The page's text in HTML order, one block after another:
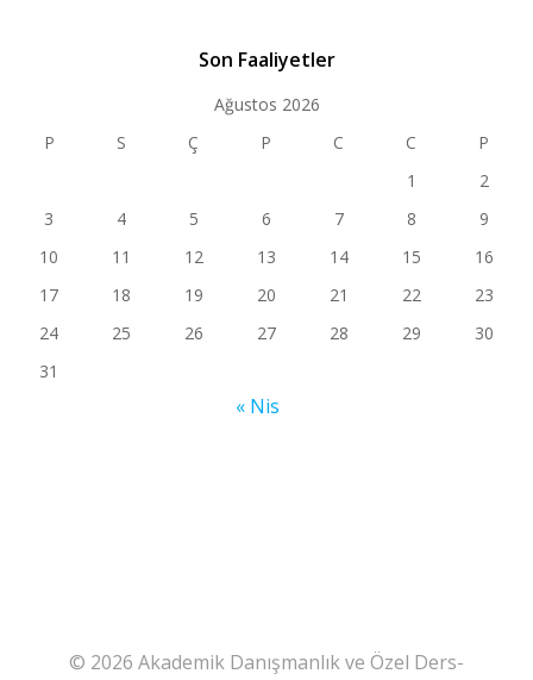
Son Faaliyetler
Ağustos 2026
P
S Ç P C C
P
1
2
3
4 5 6 7 8
9
10
11 12 13 14 15
16
17
18 19 20 21 22
23
24
25 26 27 28 29
30
31
« Nis
© 2026 Akademik Danışmanlık ve Özel Ders-